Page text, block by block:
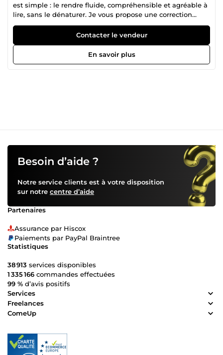
est simple : le rendre fluide, compréhensible et agréable à
lire, sans le dénaturer. Je vous propose une correction
soignée de vos textes, avec une reformulation légère si
nécessaire, dans le respect de votre ton et de votre
intention. Je travaille avec rigueur, discrétion et sens du
détail. Tout se fait par écrit, calmement, efficacement.
~Correction orthographe, grammaire, conjugaison
Contacter le vendeur
En savoir plus
Besoin d’aide ?
Notre service clients est à votre disposition
sur notre centre d’aide
Partenaires
Assurance par Hiscox
Paiements par PayPal Braintree
Statistiques
38 913 services disponibles
1 335 166 commandes effectuées
99 % d’avis positifs
Services
Freelances
ComeUp